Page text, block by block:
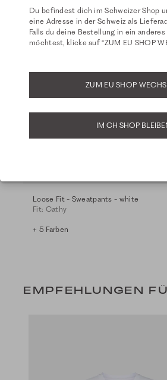
Loose Fit - Sweatpants - white
Fit: Cathy
+ 5 Farben
EMPFEHLUNGEN
Du befindest dich im Schweizer Shop
eine Adresse in der Schweiz als
Falls du deine Bestellung in ein
möchtest, klicke auf “ZUM EU SHOP
ZUM EU SHOP
IM CH SHOP